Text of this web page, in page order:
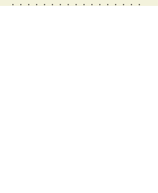
・・・・・・・・・・・・・・・・・